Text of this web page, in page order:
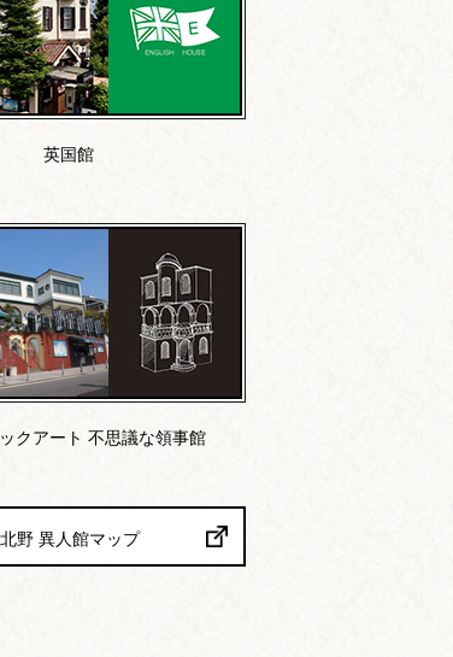
英国館
クアート 不思議な領事館
野 異人館マップ